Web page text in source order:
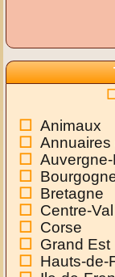
Animaux
Bretagne
Centre-
Corse
Grand Est
Hauts-de-